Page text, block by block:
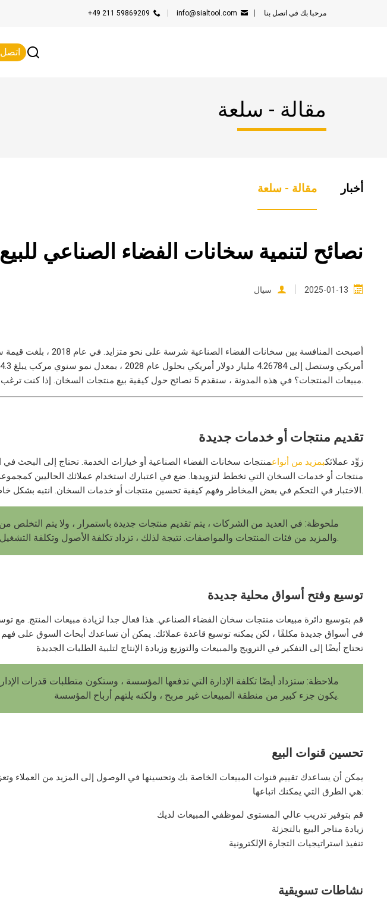
مرحبا بك في اتصل بنا info@sialtool.com
+49 211 59869209
اتصل
مقالة - سلعة
أخبار مقالة - سلعة
8 نصائح لتنمية سخانات الفضاء الصناعي للبيع
2025-01-13 سيال
مبيعات المنتجات؟ في هذه المدونة ، سنقدم 5 نصائح حول كيفية بيع منتجات السخان. إذا كنت ترغب في تحسين عملك الحالي ، فهذه المقالة مفيدة لك.
تقديم منتجات أو خدمات جديدة
زوِّد عملائكبمزيد من أنواعمنتجات سخانات الفضاء الصناعية أو خيارات الخدمة. تحتاج إلى البحث
منتجات أو خدمات السخان التي تخطط لتزويدها. ضع في اعتبارك استخدام عملائك الحاليين
الاختبار في التحكم في بعض المخاطر وفهم كيفية تحسين منتجات أو خدمات السخان. انتبه بشكل خاص للترويج ، حتى يفهم الجمهور منتجك أو خدمتك.
ملحوظة: في العديد من الشركات ، يتم تقديم منتجات جديدة باستمرار ، ولا يتم التخلص من
والمزيد من فئات المنتجات والمواصفات. نتيجة لذلك ، تزداد تكلفة الأصول وتكلفة التشغيل الكاملة للشركة.
توسيع وفتح أسواق محلية جديدة
قم بتوسيع دائرة مبيعات منتجات سخان الفضاء الصناعي. هذا فعال جدا لزيادة مبيعات المنتج. مع
في أسواق جديدة مكلفًا ، لكن يمكنه توسيع قاعدة عملائك. يمكن أن تساعدك أبحاث السوق على فهم
تحتاج أيضًا إلى التفكير في الترويج والمبيعات والتوزيع وزيادة الإنتاج لتلبية الطلبات الجديدة
ملاحظة: ستزداد أيضًا تكلفة الإدارة التي تدفعها المؤسسة ، وستكون متطلبات قدرات
يكون جزء كبير من منطقة المبيعات غير مربح ، ولكنه يلتهم أرباح المؤسسة.
تحسين قنوات البيع
يمكن أن يساعدك تقييم قنوات المبيعات الخاصة بك وتحسينها في الوصول إلى المزيد من العملاء
هي الطرق التي يمكنك اتباعها:
قم بتوفير تدريب عالي المستوى لموظفي المبيعات لديك
زيادة متاجر البيع بالتجزئة
تنفيذ استراتيجيات التجارة الإلكترونية
نشاطات تسويقية